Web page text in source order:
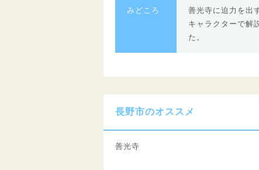
みどころ
善光寺に迫力を出
キャラクターで解
た。
長野市のオススメ
善光寺